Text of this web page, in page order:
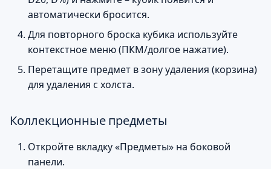
автоматически бросится.
Для повторного броска кубика используйте
контекстное меню (ПКМ/долгое нажатие).
Перетащите предмет в зону удаления (корзина)
для удаления с холста.
Коллекционные предметы
Откройте вкладку «Предметы» на боковой
панели.